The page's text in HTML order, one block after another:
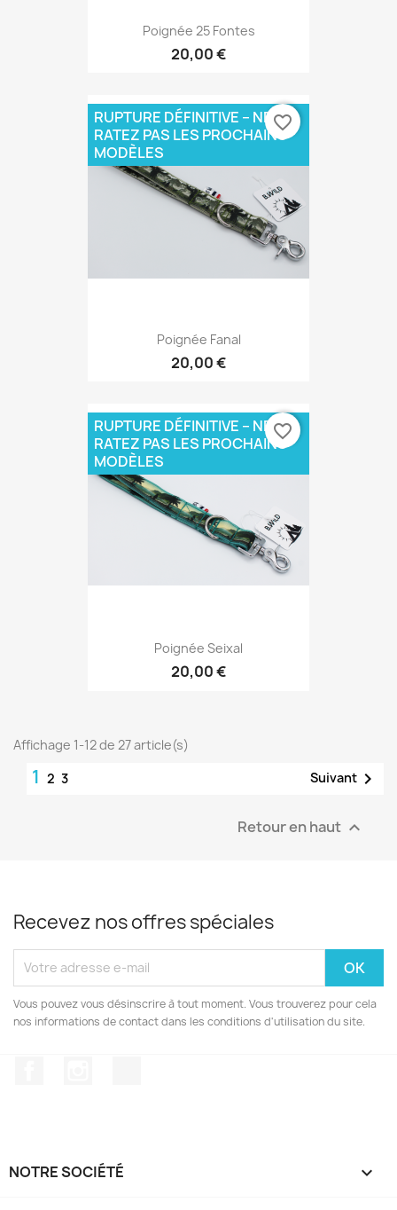
Poignée 25 Fontes
20,00 €
Poignée Fanal
20,00 €
RUPTURE DÉFINITIVE – NE
RATEZ PAS LES PROCHAINS
MODÈLES
favorite_border
Poignée Seixal
20,00 €
RUPTURE DÉFINITIVE – NE
RATEZ PAS LES PROCHAINS
MODÈLES
favorite_border
Affichage 1-12 de 27 article(s)
1 2 3 Suivant 
Retour en haut 
Recevez nos offres spéciales
Vous pouvez vous désinscrire à tout moment. Vous trouverez pour cela
nos informations de contact dans les conditions d'utilisation du site.
NOTRE SOCIÉTÉ 